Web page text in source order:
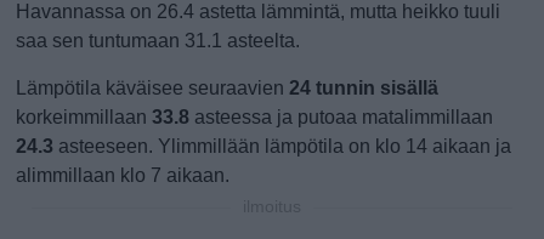
Havannassa on 26.4 astetta lämmintä, mutta heikko tuuli
saa sen tuntumaan 31.1 asteelta.
Lämpötila käväisee seuraavien24 tunnin sisällä
korkeimmillaan33.8 asteessa ja putoaa matalimmillaan
24.3 asteeseen. Ylimmillään lämpötila on klo 14 aikaan ja
alimmillaan klo 7 aikaan.